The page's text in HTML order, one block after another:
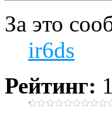
За это
ir6ds
Рейтинг: